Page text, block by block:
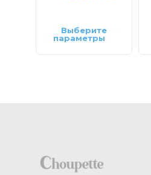
Выберите
параметры